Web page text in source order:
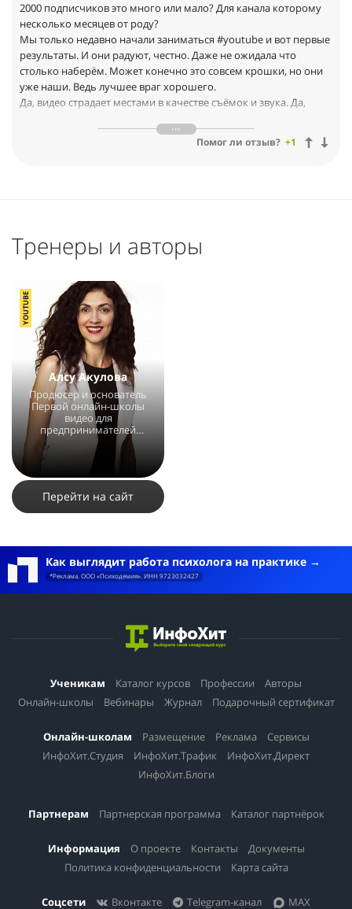
2000 подписчиков это много или мало? Для канала которому
несколько месяцев от роду?
Мы только недавно начали заниматься #youtube и вот первые
результаты. И они радуют, честно. Даже не ожидала что
столько наберём. Может конечно это совсем крошки, но они
уже наши. Ведь лучшее враг хорошего.
Да, видео страдает местами в качестве съёмок и звука. Да,
учимся у профи. Школа #youvloger уже научила
анализировать и думать. Работать с Фотошоп...и мы работаем
Помог ли отзыв? +1
Тренеры и авторы
Алсу Акулова
Продюсер и основатель
Первой онлайн-школы
видео для
предпринимателей
YouVloger, продюсер
компании по...
YOUTUBE
Перейти на сайт
Как выглядит работа психолога на практике
*Реклама. ООО «Психодемия». ИНН 9723032427
Ученикам Каталог курсов Профессии
Авторы
Онлайн-школы
Вебинары Журнал Подарочный сертификат
Онлайн-школам Размещение Реклама
Сервисы
ИнфоХит.Студия
ИнфоХит.Трафик
ИнфоХит.Директ
ИнфоХит.Блоги
Партнерам Партнерская программа Каталог партнёрок
Информация О проекте Контакты
Документы
Политика конфиденциальности
Карта сайта
Соцсети Вконтакте Telegram-канал MAX